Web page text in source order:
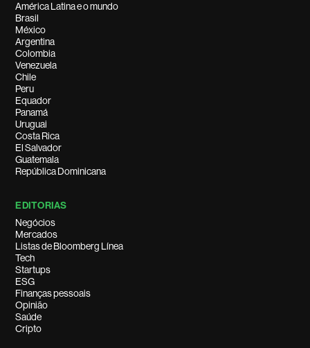
América Latina e o mundo
Brasil
México
Argentina
Colombia
Venezuela
Chile
Peru
Equador
Panamá
Uruguai
Costa Rica
El Salvador
Guatemala
República Dominicana
EDITORIAS
Negócios
Mercados
Listas de Bloomberg Línea
Tech
Startups
ESG
Finanças pessoais
Opinião
Saúde
Cripto